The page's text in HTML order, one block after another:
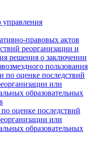
управления
правовых актов
реорганизации и
решения о заключении
пользования
по оценке последствий
или
образовательных
оценке последствий
или
образовательных